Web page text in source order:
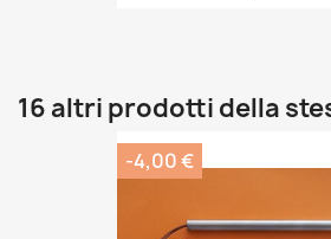
16 altri prodotti della
-4,00 €